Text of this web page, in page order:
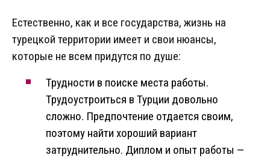
Естественно, как и все государства, жизнь на
турецкой территории имеет и свои нюансы,
которые не всем придутся по душе:
Трудности в поиске места работы.
Трудоустроиться в Турции довольно
сложно. Предпочтение отдается своим,
поэтому найти хороший вариант
затруднительно. Диплом и опыт работы —